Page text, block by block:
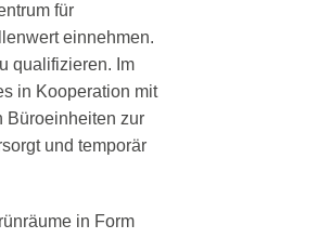
für
einnehmen.
qualifizieren. Im
in Kooperation mit
Büroeinheiten zur
und temporär
in Form